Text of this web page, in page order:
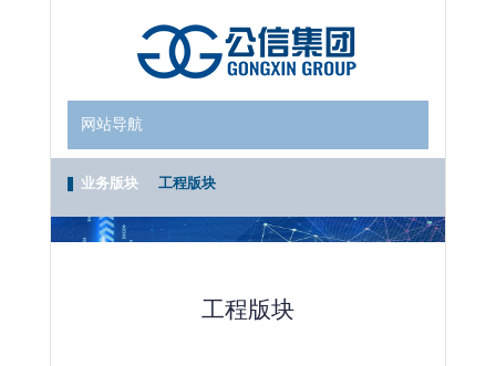
网站导航
业务版块 工程版块
工程版块